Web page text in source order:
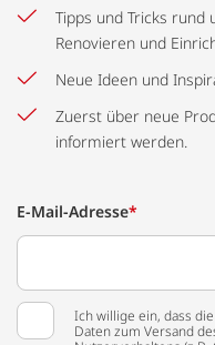
Tipps und Tricks rund
Renovieren und
Neue Ideen und
Zuerst über neue
informiert werden.
E-Mail-Adresse*
Ich willige ein, dass
Daten zum Versand